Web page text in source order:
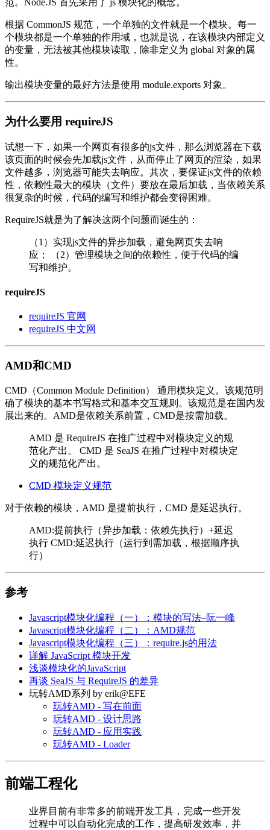
范。Node.JS 首先采用了 js 模块化的概念。
根据 CommonJS 规范，一个单独的文件就是一个模块。每一
个模块都是一个单独的作用域，也就是说，在该模块内部定义
的变量，无法被其他模块读取，除非定义为 global 对象的属
性。
输出模块变量的最好方法是使用 module.exports 对象。
为什么要用 requireJS
试想一下，如果一个网页有很多的js文件，那么浏览器在下载
该页面的时候会先加载js文件，从而停止了网页的渲染，如果
文件越多，浏览器可能失去响应。其次，要保证js文件的依赖
性，依赖性最大的模块（文件）要放在最后加载，当依赖关系
很复杂的时候，代码的编写和维护都会变得困难。
RequireJS就是为了解决这两个问题而诞生的：
（1）实现js文件的异步加载，避免网页失去响
应； （2）管理模块之间的依赖性，便于代码的编
写和维护。
requireJS
requireJS 官网
requireJS 中文网
AMD和CMD
CMD（Common Module Definition） 通用模块定义。该规范明
确了模块的基本书写格式和基本交互规则。该规范是在国内发
展出来的。AMD是依赖关系前置，CMD是按需加载。
AMD 是 RequireJS 在推广过程中对模块定义的规
范化产出。 CMD 是 SeaJS 在推广过程中对模块定
义的规范化产出。
CMD 模块定义规范
对于依赖的模块，AMD 是提前执行，CMD 是延迟执行。
AMD:提前执行（异步加载：依赖先执行）+延迟
执行 CMD:延迟执行（运行到需加载，根据顺序执
行）
参考
Javascript模块化编程（一）：模块的写法–阮一峰
Javascript模块化编程（二）：AMD规范
Javascript模块化编程（三）：require.js的用法
详解 JavaScript 模块开发
浅谈模块化的JavaScript
再谈 SeaJS 与 RequireJS 的差异
玩转AMD系列 by erik@EFE
玩转AMD - 写在前面
玩转AMD - 设计思路
玩转AMD - 应用实践
玩转AMD - Loader
前端工程化
业界目前有非常多的前端开发工具，完成一些开发
过程中可以自动化完成的工作，提高研发效率，并